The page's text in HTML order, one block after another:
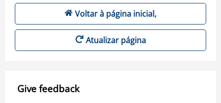
Voltar à página inicial,
Atualizar página
Give feedback